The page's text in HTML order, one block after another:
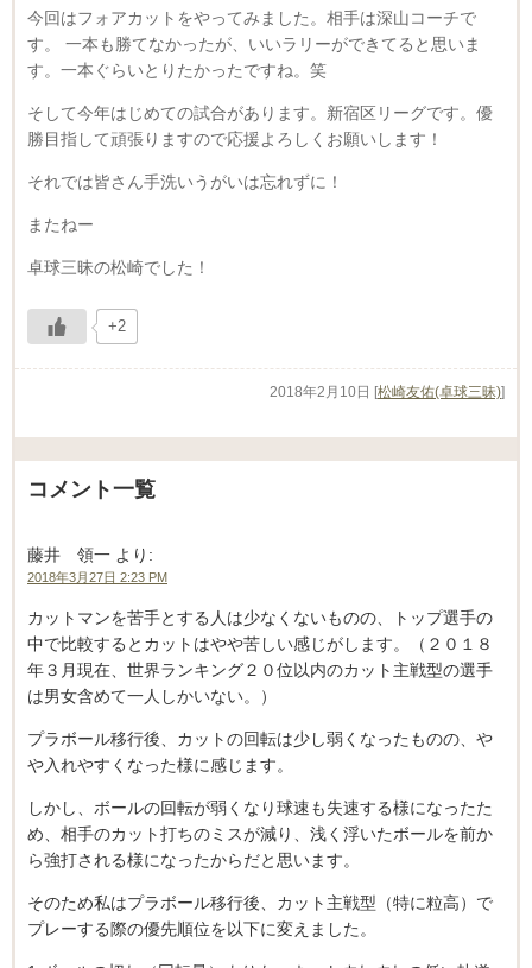
今回はフォアカットをやってみました。相手は深山コーチで
す。 一本も勝てなかったが、いいラリーができてると思いま
す。一本ぐらいとりたかったですね。笑
そして今年はじめての試合があります。新宿区リーグです。優
勝目指して頑張りますので応援よろしくお願いします！
それでは皆さん手洗いうがいは忘れずに！
またねー
卓球三昧の松崎でした！
+2
2018年2月10日 [松崎友佑(卓球三昧)]
コメント一覧
藤井 領一 より:
2018年3月27日 2:23 PM
カットマンを苦手とする人は少なくないものの、トップ選手の
中で比較するとカットはやや苦しい感じがします。（２０１８
年３月現在、世界ランキング２０位以内のカット主戦型の選手
は男女含めて一人しかいない。）
プラボール移行後、カットの回転は少し弱くなったものの、や
や入れやすくなった様に感じます。
しかし、ボールの回転が弱くなり球速も失速する様になったた
め、相手のカット打ちのミスが減り、浅く浮いたボールを前か
ら強打される様になったからだと思います。
そのため私はプラボール移行後、カット主戦型（特に粒高）で
プレーする際の優先順位を以下に変えました。